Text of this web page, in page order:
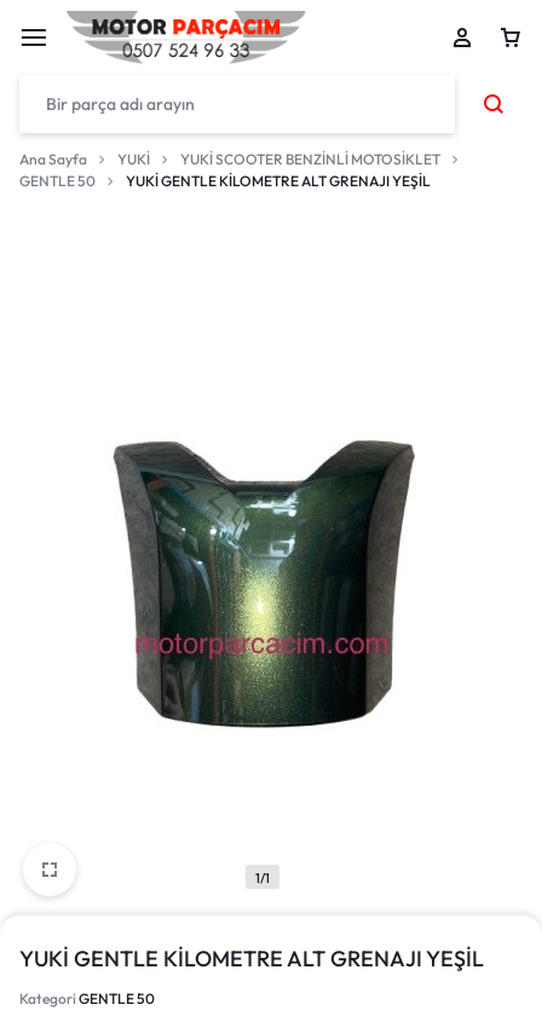
Ana Sayfa YUKİ
YUKİ SCOOTER BENZİNLİ MOTOSİKLET
GENTLE 50
YUKİ GENTLE KİLOMETRE ALT GRENAJI YEŞİL
1/1
YUKİ GENTLE KİLOMETRE ALT GRENAJI YEŞİL
Kategori GENTLE 50